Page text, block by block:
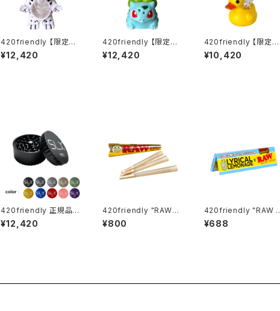
420friendly 【限定コ
レクション】Skull Cat
Bong / スカルキャット
¥12,420
420friendly 【限定コ
レクション】Green Bu
d Monster Bong / グ
¥12,420
420friendly 【限定コ
レクション】Yellow Ru
bber Duck Glass Bo
¥10,420
420friendly 正規品
「SLX PRO」グラインダ
ーがフルモデルチェン
¥12,420
420friendly "RAW"
Ethereal Cones - コ
ーン (KING size)
¥800
420friendly "RAW x
Lyrical" レモネードペ
ーパー Lemonade Pa
¥688